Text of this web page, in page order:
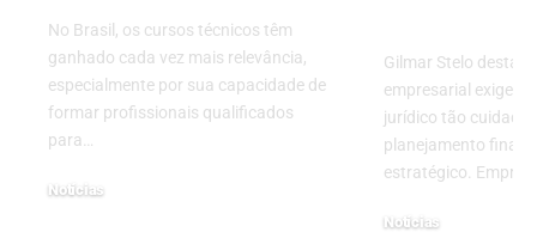
No Brasil, os cursos técnicos têm
ganhado cada vez mais relevância,
especialmente por sua capacidade de
formar profissionais qualificados
para…
Notícias
Gilmar Stelo
empresarial exige
jurídico tão
planejamento
estratégico.
Notícias